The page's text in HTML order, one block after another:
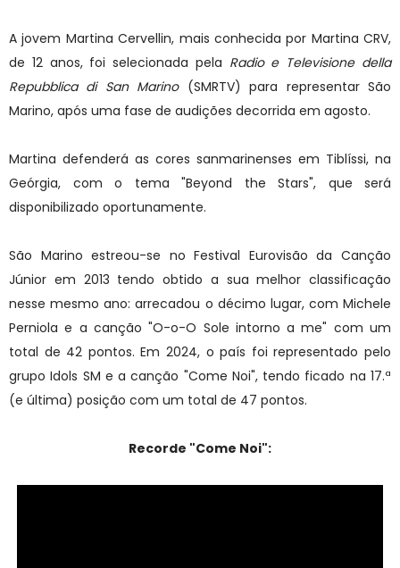
A jovem Martina Cervellin, mais conhecida por Martina CRV,
de 12 anos, foi selecionada pela Radio e Televisione della
Repubblica di San Marino(SMRTV) para representar São
Marino, após uma fase de audições decorrida em agosto.
Martina defenderá as cores sanmarinenses em Tiblíssi, na
Geórgia, com o tema "Beyond the Stars", que será
disponibilizado oportunamente.
São Marino estreou-se no Festival Eurovisão da Canção
Júnior em 2013 tendo obtido a sua melhor classificação
nesse mesmo ano: arrecadou o décimo lugar, com Michele
Perniola e a canção "O-o-O Sole intorno a me" com um
total de 42 pontos. Em 2024, o país foi representado pelo
grupo Idols SM e a canção "Come Noi", tendo ficado na 17.ª
(e última) posição com um total de 47 pontos.
Recorde "Come Noi":